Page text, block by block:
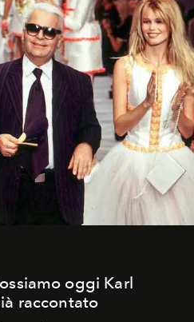
oggi Karl
raccontato